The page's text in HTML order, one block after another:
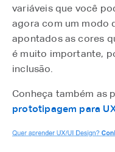
variáveis que você
agora com um modo
apontados as cores
é muito importante,
inclusão.
Conheça também as
prototipagem para